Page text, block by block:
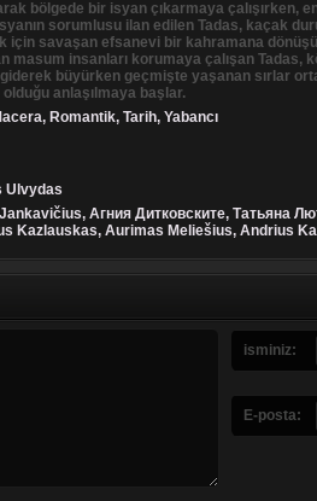
bölgede bir isyan çıkarmaya çalışırken,
sorumlusu ilan edilen Tadas, kaçak
için savaşan efsanevi bir kahramana
masum insanları korumaya çalışan Tadas,
büyürken geçmişte yaşanan sırlar
anlaşılmaya başlar.
, Romantik, Tarih, Yabancı
Ulvydas
Агния Дитковските, Татьяна
Kazlauskas, Aurimas Meliešius, Andrius
isminiz:
E-posta: